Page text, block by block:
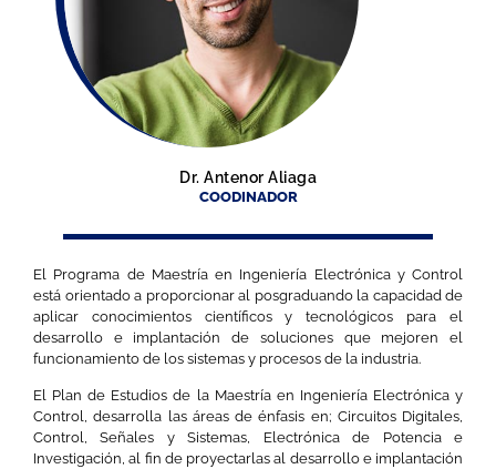
Dr. Antenor Aliaga
COODINADOR
El Programa de Maestría en Ingeniería Electrónica y Control
está orientado a proporcionar al posgraduando la capacidad de
aplicar conocimientos científicos y tecnológicos para el
desarrollo e implantación de soluciones que mejoren el
funcionamiento de los sistemas y procesos de la industria.
El Plan de Estudios de la Maestría en Ingeniería Electrónica y
Control, desarrolla las áreas de énfasis en; Circuitos Digitales,
Control, Señales y Sistemas, Electrónica de Potencia e
Investigación, al fin de proyectarlas al desarrollo e implantación